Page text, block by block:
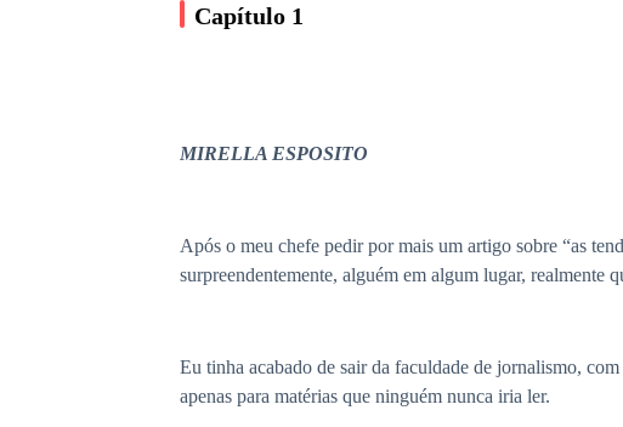
Capítulo 1
MIRELLA ESPOSITO
Após o meu chefe pedir por mais um artigo sobre “as
surpreendentemente, alguém em algum lugar, realmente
Eu tinha acabado de sair da faculdade de jornalismo,
apenas para matérias que ninguém nunca iria ler.